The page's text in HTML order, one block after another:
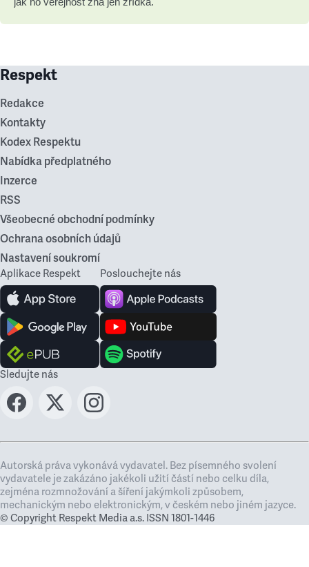
Respekt
Redakce
Kontakty
Kodex Respektu
Nabídka předplatného
Inzerce
RSS
Všeobecné obchodní podmínky
Ochrana osobních údajů
Nastavení soukromí
Aplikace Respekt Poslouchejte nás
Sledujte nás
Autorská práva vykonává vydavatel. Bez písemného svolení
vydavatele je zakázáno jakékoli užití částí nebo celku díla,
zejména rozmnožování a šíření jakýmkoli způsobem,
mechanickým nebo elektronickým, v českém nebo jiném jazyce.
© Copyright Respekt Media a.s. ISSN 1801-1446